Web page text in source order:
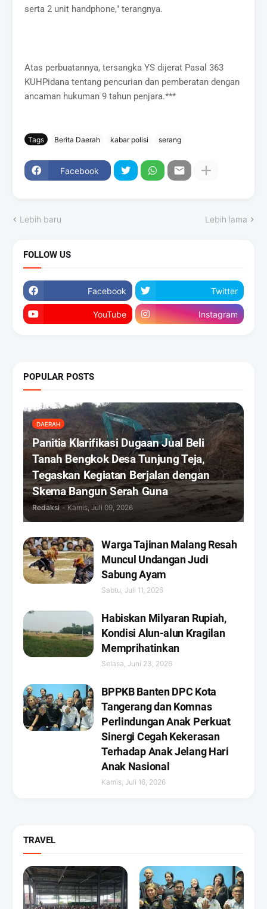
serta 2 unit handphone," terangnya.
Atas perbuatannya, tersangka YS dijerat Pasal 363
KUHPidana tentang pencurian dan pemberatan dengan
ancaman hukuman 9 tahun penjara.***
Tags Berita Daerah kabar polisi serang
Facebook
Lebih baru Lebih lama
FOLLOW US
Facebook Twitter
YouTube Instagram
POPULAR POSTS
DAERAH
Panitia Klarifikasi Dugaan Jual Beli
Tanah Bengkok Desa Tunjung Teja,
Tegaskan Kegiatan Berjalan dengan
Skema Bangun Serah Guna
Redaksi - Kamis, Juli 09, 2026
Warga Tajinan Malang Resah
Muncul Undangan Judi
Sabung Ayam
Sabtu, Juli 11, 2026
Habiskan Milyaran Rupiah,
Kondisi Alun-alun Kragilan
Memprihatinkan
Selasa, Juni 23, 2026
BPPKB Banten DPC Kota
Tangerang dan Komnas
Perlindungan Anak Perkuat
Sinergi Cegah Kekerasan
Terhadap Anak Jelang Hari
Anak Nasional
Kamis, Juli 16, 2026
TRAVEL